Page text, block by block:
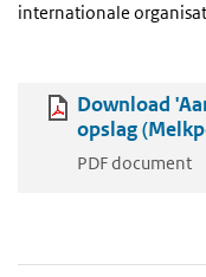
internationale
Download
opslag
PDF document